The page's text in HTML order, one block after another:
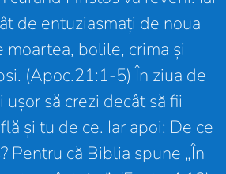
de entuziasmați de noua
moartea, bolile, crima și
(Apoc.21:1-5) În ziua de
ușor să crezi decât să fii
și tu de ce. Iar apoi: De ce
Pentru că Biblia spune „În